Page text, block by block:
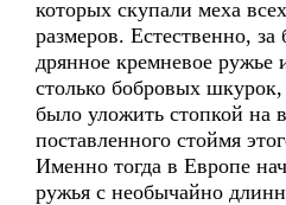
которых скупали меха
размеров. Естественно, за
дрянное кремневое ружье
столько бобровых
было уложить стопкой на
поставленного стоймя
Именно тогда в Европе
ружья с необычайно